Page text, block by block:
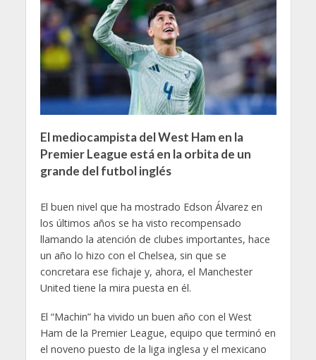
El mediocampista del West Ham en la
Premier League está en la orbita de un
grande del futbol inglés
El buen nivel que ha mostrado Edson Álvarez en
los últimos años se ha visto recompensado
llamando la atención de clubes importantes, hace
un año lo hizo con el Chelsea, sin que se
concretara ese fichaje y, ahora, el Manchester
United tiene la mira puesta en él.
El “Machin” ha vivido un buen año con el West
Ham de la Premier League, equipo que terminó en
el noveno puesto de la liga inglesa y el mexicano